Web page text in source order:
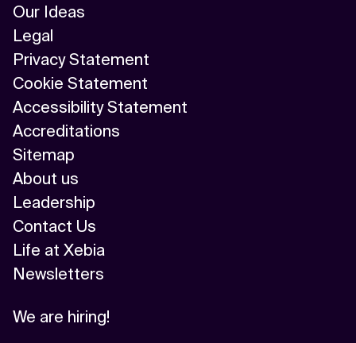
Our Ideas
Legal
Privacy Statement
Cookie Statement
Accessibility Statement
Accreditations
Sitemap
About us
Leadership
Contact Us
Life at Xebia
Newsletters
We are hiring!